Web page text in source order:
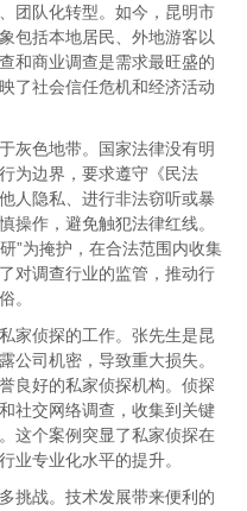
团队化转型。如今，昆明市
包括本地居民、外地游客以
和商业调查是需求最旺盛的
了社会信任危机和经济活动
灰色地带。国家法律没有明
为边界，要求遵守《民法
人隐私、进行非法窃听或暴
操作，避免触犯法律红线。
”为掩护，在合法范围内收集
对调查行业的监管，推动行
。
家侦探的工作。张先生是昆
公司机密，导致重大损失。
良好的私家侦探机构。侦探
社交网络调查，收集到关键
这个案例突显了私家侦探在
业专业化水平的提升。
挑战。技术发展带来便利的